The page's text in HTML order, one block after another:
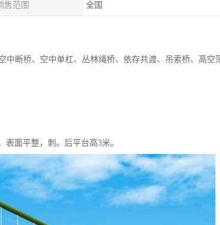
售范围 全国
断桥、空中单杠、丛林绳桥、依存共渡、吊索桥、高空
面平整，刺。后平台高3米。